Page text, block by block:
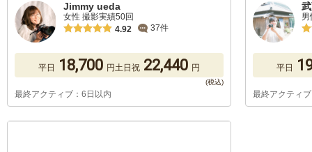
Jimmy ueda
女性 撮影実績50回
4.92
37件
平日 18,700 円土日祝 22,440 円
最終アクティブ：6日以内
平日
最終アクティ